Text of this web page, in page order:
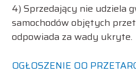
4) Sprzedający nie udziela
samochodów objętych
odpowiada za wady ukryte.
OGŁOSZENIE OO